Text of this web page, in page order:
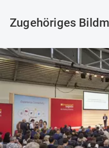
Zugehöriges